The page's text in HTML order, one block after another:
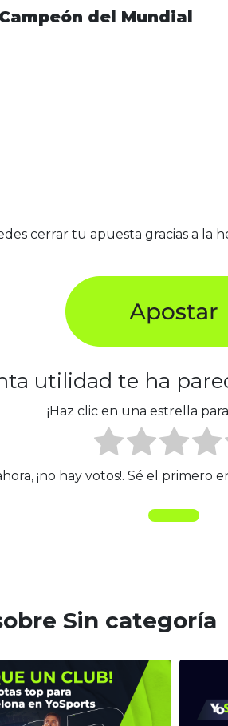
del Mundial
cerrar tu apuesta gracias a la
utilidad te ha
¡Haz clic en una estrella
¡no hay votos!. Sé el
Sin categoría